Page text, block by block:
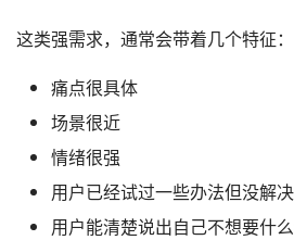
这类强需求，通常会带着几个特征：
痛点很具体
场景很近
情绪很强
用户已经试过一些办法但没解决
用户能清楚说出自己不想要什